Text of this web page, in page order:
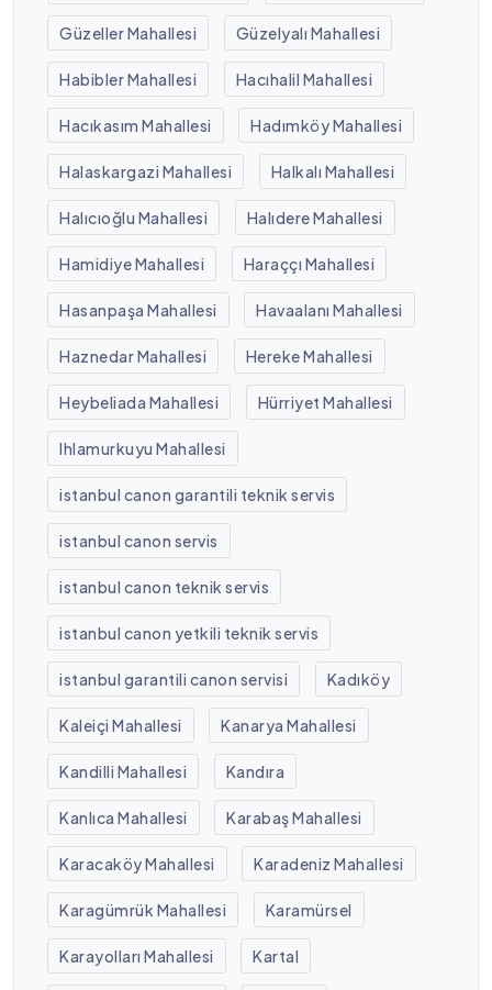
Güzeller Mahallesi Güzelyalı Mahallesi
Habibler Mahallesi Hacıhalil Mahallesi
Hacıkasım Mahallesi Hadımköy Mahallesi
Halaskargazi Mahallesi Halkalı Mahallesi
Halıcıoğlu Mahallesi Halıdere Mahallesi
Hamidiye Mahallesi Haraççı Mahallesi
Hasanpaşa Mahallesi Havaalanı Mahallesi
Haznedar Mahallesi Hereke Mahallesi
Heybeliada Mahallesi Hürriyet Mahallesi
Ihlamurkuyu Mahallesi
istanbul canon garantili teknik servis
istanbul canon servis
istanbul canon teknik servis
istanbul canon yetkili teknik servis
istanbul garantili canon servisi Kadıköy
Kaleiçi Mahallesi Kanarya Mahallesi
Kandilli Mahallesi Kandıra
Kanlıca Mahallesi Karabaş Mahallesi
Karacaköy Mahallesi Karadeniz Mahallesi
Karagümrük Mahallesi Karamürsel
Karayolları Mahallesi Kartal